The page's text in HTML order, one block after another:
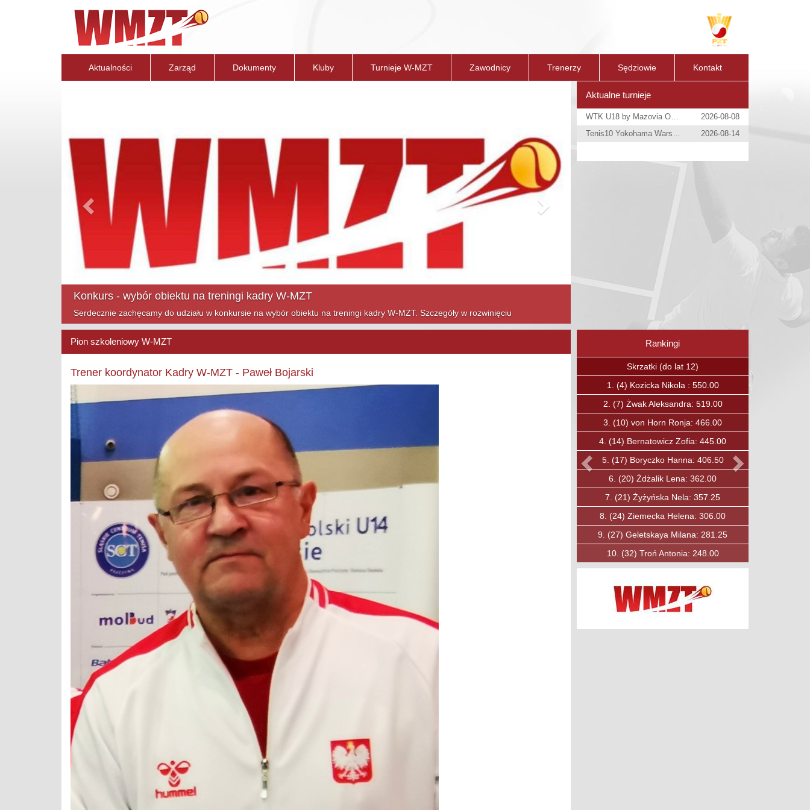
Aktualności Zarząd Dokumenty Kluby Turnieje W-MZT Zawodnicy Trenerzy Sędziowie Kontakt
Mazowsze Cup na finiszu!
Zapraszamy na ostatnie turnieje Mazowsze Cup w tym sezonie! Szczegóły w rozwinięciu
Aktualne turnieje
WTK U18 by Mazovia Open
2026-08-08
Tenis10 Yokohama Warsaw Open
2026-08-14
Pion szkoleniowy W-MZT
Trener koordynator Kadry W-MZT - Paweł Bojarski
Rankingi
Skrzaty (do lat 12)
1.(15)Boguc Jan: 375.00
2. (23) Kavalchuk Andrei: 336.75
3. (27) Ćwirta Mateusz: 319.00
4.(30)Soska Fryderyk: 303.00
5.(31)Ozkan Baha: 297.00
(33)Lewandowski Maciej: 284.00
7.(40)Jobda Aleksander: 250.00
8.(49)Mysiak Maciej: 210.00
9.(50)Rybicki Konrad: 206.00
10. (53) Księżak Filip: 197.00
Poprzedni